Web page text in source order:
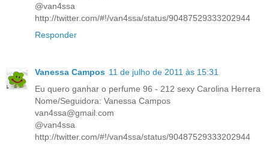
@van4ssa
http://twitter.com/#!/van4ssa/status/90487529333202944
Responder
Vanessa Campos 11 de julho de 2011 às 15:31
Eu quero ganhar o perfume 96 - 212 sexy Carolina Herrera
Nome/Seguidora: Vanessa Campos
van4ssa@gmail.com
@van4ssa
http://twitter.com/#!/van4ssa/status/90487529333202944